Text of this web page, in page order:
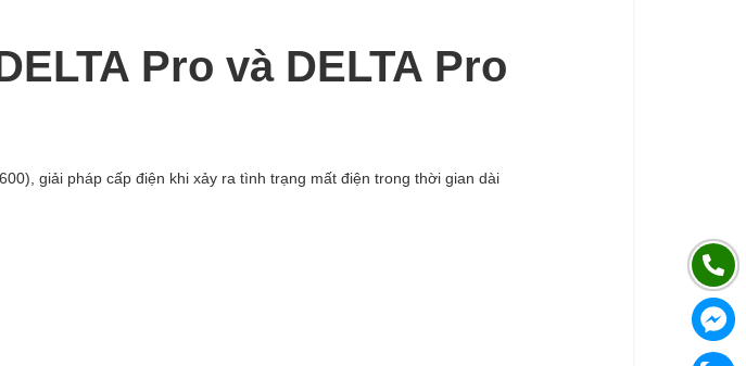
Pro và DELTA Pro
giải pháp cấp điện khi xảy ra tình trạng mất điện trong thời gian dài